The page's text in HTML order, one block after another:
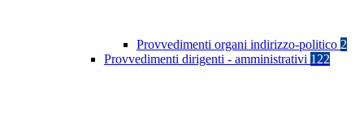
Provvedimenti organi indirizzo-politico 2
Provvedimenti dirigenti - amministrativi 122